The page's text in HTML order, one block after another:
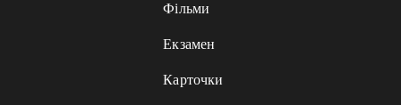
Фільми
Екзамен
Карточки